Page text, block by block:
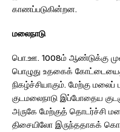
காணப்படுகின்றன.
மலைநாடு
பொ.ஊ. 1008ம் ஆண்டுக்கு
பொழுது உதகைக் கோட்டையைத்
நிகழ்ச்சியாகும். மேற்கு
குடமலைநாடு இப்போதைய
அருகே மேற்குத் தொடர்ச்சி
திசையிலோ இருந்ததாகக்